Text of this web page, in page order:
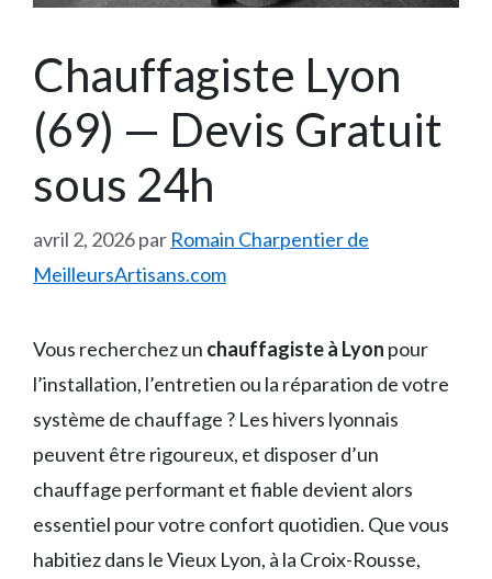
Chauffagiste Lyon
(69) — Devis Gratuit
sous 24h
avril 2, 2026par Romain Charpentier de
MeilleursArtisans.com
Vous recherchez un chauffagiste à Lyon pour
l’installation, l’entretien ou la réparation de votre
système de chauffage ? Les hivers lyonnais
peuvent être rigoureux, et disposer d’un
chauffage performant et fiable devient alors
essentiel pour votre confort quotidien. Que vous
habitiez dans le Vieux Lyon, à la Croix-Rousse,